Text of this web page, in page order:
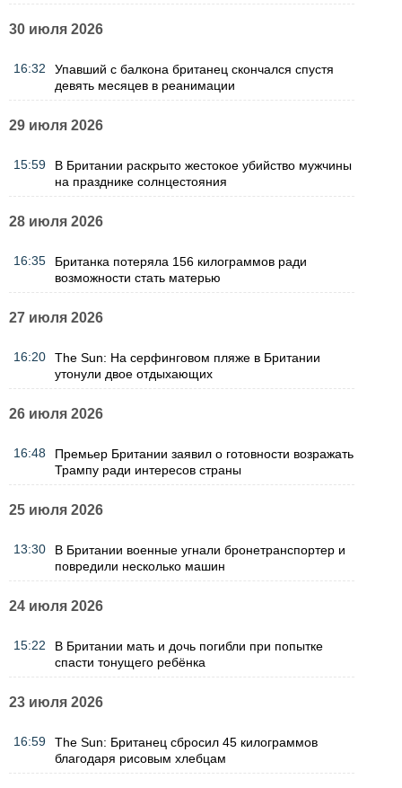
30 июля 2026
16:32
Упавший с балкона британец скончался спустя
девять месяцев в реанимации
29 июля 2026
15:59
В Британии раскрыто жестокое убийство мужчины
на празднике солнцестояния
28 июля 2026
16:35
Британка потеряла 156 килограммов ради
возможности стать матерью
27 июля 2026
16:20
The Sun: На серфинговом пляже в Британии
утонули двое отдыхающих
26 июля 2026
16:48
Премьер Британии заявил о готовности возражать
Трампу ради интересов страны
25 июля 2026
13:30
В Британии военные угнали бронетранспортер и
повредили несколько машин
24 июля 2026
15:22
В Британии мать и дочь погибли при попытке
спасти тонущего ребёнка
23 июля 2026
16:59
The Sun: Британец сбросил 45 килограммов
благодаря рисовым хлебцам